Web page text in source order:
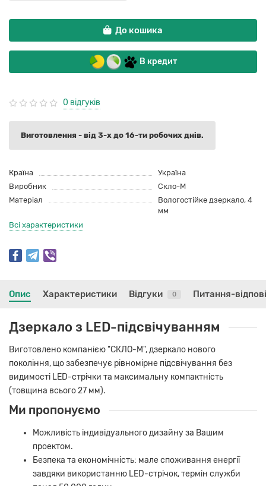
До кошика
В кредит
0 відгуків
Виготовлення - від 3-х до 16-ти робочих днів.
Країна
Україна
Виробник
Скло-М
Матеріал
Вологостійке дзеркало, 4
мм
Всі характеристики
Опис Характеристики Відгуки 0 Питання-
Дзеркало з LED-підсвічуванням
Виготовлено компанією "СКЛО-М", дзеркало нового
покоління, що забезпечує рівномірне підсвічування без
видимості LED-стрічки та максимальну компактність
(товщина всього 27 мм).
Ми пропонуємо
Можливість індивідуального дизайну за Вашим
проектом.
Безпека та економічність: мале споживання енергії
завдяки використанню LED-стрічок, термін служби